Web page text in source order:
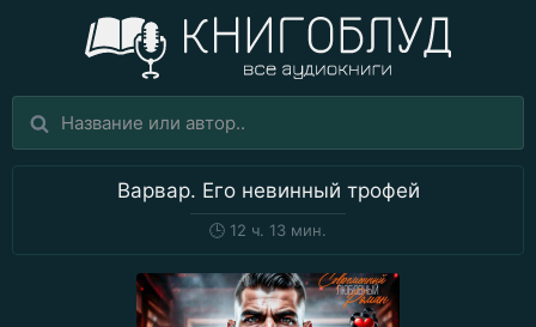
Варвар. Его невинный трофей
🕒 12 ч. 13 мин.